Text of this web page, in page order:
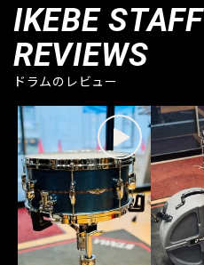
IKEBE STAFF
REVIEWS
ドラムのレビュー